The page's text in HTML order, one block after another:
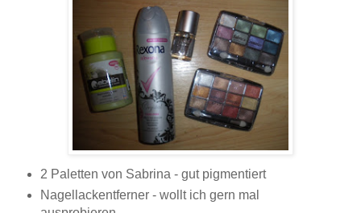
2 Paletten von Sabrina - gut pigmentiert
Nagellackentferner - wollt ich gern mal